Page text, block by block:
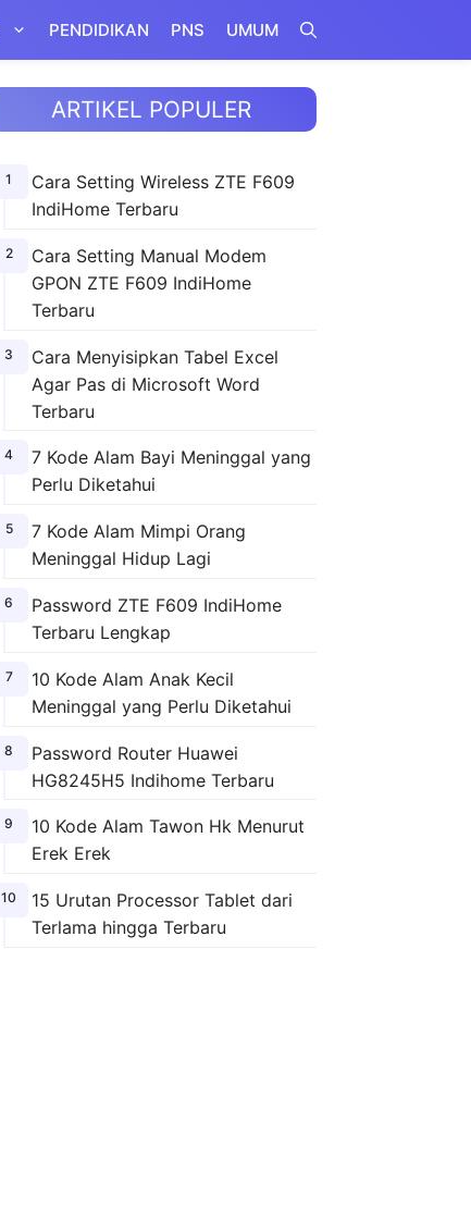
PENDIDIKAN PNS UMUM
ARTIKEL POPULER
Cara Setting Wireless ZTE F609
IndiHome Terbaru
Cara Setting Manual Modem
GPON ZTE F609 IndiHome
Terbaru
Cara Menyisipkan Tabel Excel
Agar Pas di Microsoft Word
Terbaru
7 Kode Alam Bayi Meninggal yang
Perlu Diketahui
7 Kode Alam Mimpi Orang
Meninggal Hidup Lagi
Password ZTE F609 IndiHome
Terbaru Lengkap
10 Kode Alam Anak Kecil
Meninggal yang Perlu Diketahui
Password Router Huawei
HG8245H5 Indihome Terbaru
10 Kode Alam Tawon Hk Menurut
Erek Erek
15 Urutan Processor Tablet dari
Terlama hingga Terbaru